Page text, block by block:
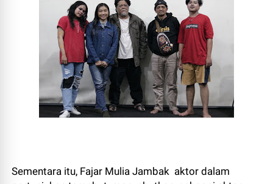
Sementara itu, Fajar Mulia Jambak aktor dalam